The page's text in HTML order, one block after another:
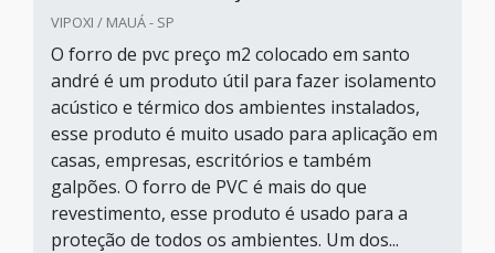
VIPOXI / MAUÁ - SP
O forro de pvc preço m2 colocado em santo
andré é um produto útil para fazer isolamento
acústico e térmico dos ambientes instalados,
esse produto é muito usado para aplicação em
casas, empresas, escritórios e também
galpões. O forro de PVC é mais do que
revestimento, esse produto é usado para a
proteção de todos os ambientes. Um dos...